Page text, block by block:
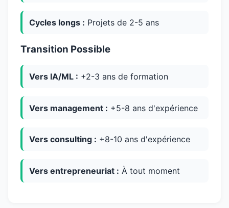
Cycles longs : Projets de 2-5 ans
Transition Possible
Vers IA/ML : +2-3 ans de formation
Vers management : +5-8 ans d'expérience
Vers consulting : +8-10 ans d'expérience
Vers entrepreneuriat : À tout moment